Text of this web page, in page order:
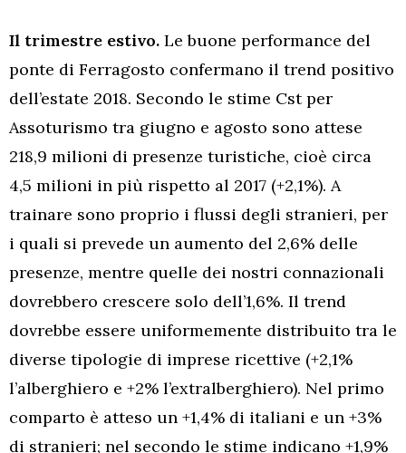
Il trimestre estivo. Le buone performance del
ponte di Ferragosto confermano il trend positivo
dell’estate 2018. Secondo le stime Cst per
Assoturismo tra giugno e agosto sono attese
218,9 milioni di presenze turistiche, cioè circa
4,5 milioni in più rispetto al 2017 (+2,1%). A
trainare sono proprio i flussi degli stranieri, per
i quali si prevede un aumento del 2,6% delle
presenze, mentre quelle dei nostri connazionali
dovrebbero crescere solo dell’1,6%. Il trend
dovrebbe essere uniformemente distribuito tra le
diverse tipologie di imprese ricettive (+2,1%
l’alberghiero e +2% l’extralberghiero). Nel primo
comparto è atteso un +1,4% di italiani e un +3%
di stranieri; nel secondo le stime indicano +1,9%